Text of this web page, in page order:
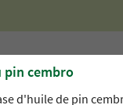
pin cembro
d'huile de pin